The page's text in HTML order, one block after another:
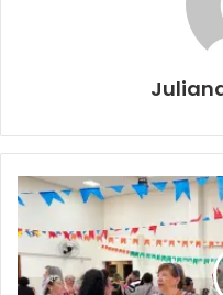
O Paraná Parcerias foi
Secretaria de Estado do
implementar medidas de
No encontro em Londrina,
trâmites, previstos na
projetos de parcerias